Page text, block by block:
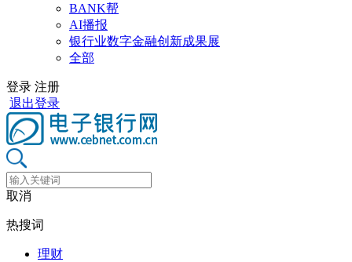
BANK帮
AI播报
银行业数字金融创新成果展
全部
登录 注册
退出登录
取消
热搜词
理财